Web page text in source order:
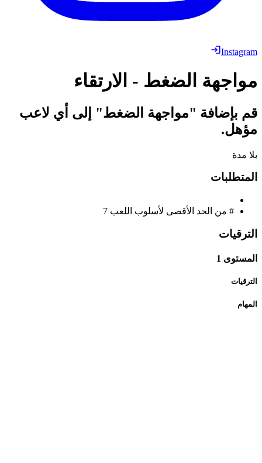
Instagram
مواجهة الضغط - الارتقاء
قم بإضافة "مواجهة الضغط" إلى أي لاعب
مؤهل.
بلا مدة
المتطلبات
# من الحد الأقصى لأسلوب اللعب
الترقيات
المستوى 1
الترقيات
المهام